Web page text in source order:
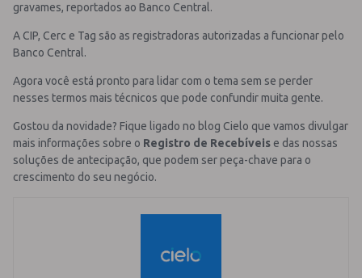
gravames, reportados ao Banco Central.
A CIP, Cerc e Tag são as registradoras autorizadas a funcionar pelo
Banco Central.
Agora você está pronto para lidar com o tema sem se perder
nesses termos mais técnicos que pode confundir muita gente.
Gostou da novidade? Fique ligado no blog Cielo que vamos divulgar
mais informações sobre o Registro de Recebíveis e das nossas
soluções de antecipação, que podem ser peça-chave para o
crescimento do seu negócio.